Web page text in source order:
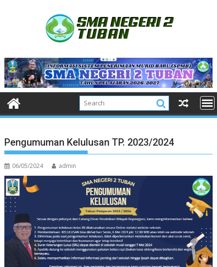
Pengumuman Kelulusan TP. 2023/2024
06/05/2024 admin